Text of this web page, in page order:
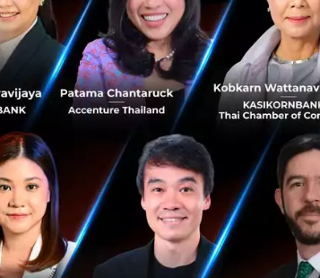
คุณเคน หู รองประธานกรรมการบริหารของหัวเว่ยเผยวิสัย
ทัศน์และแผนการดำเนินงานด้านการศึกษา ผ่านเว็บไซต์ภายใต้
หัวข้อ Global Education Webinar ย้ำ “การเชื่อมต่อโรงเรียน
และการพัฒนาทักษะคือ...
กรกฎาคม 3, 2020| By Techsauce Team
PR News Huawei Education Global Education Webinar
Helping Journalists to Get the Most out of
Twitter #ThankAJournalist
Helping Journalists to Get the Most out of Twitter
#ThankAJournalist to show appreciation for journalism